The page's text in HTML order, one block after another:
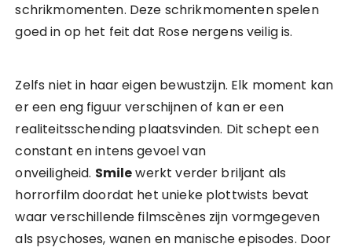
schrikmomenten. Deze schrikmomenten spelen
goed in op het feit dat Rose nergens veilig is.
Zelfs niet in haar eigen bewustzijn. Elk moment kan
er een eng figuur verschijnen of kan er een
realiteitsschending plaatsvinden. Dit schept een
constant en intens gevoel van
onveiligheid. Smilewerkt verder briljant als
horrorfilm doordat het unieke plottwists bevat
waar verschillende filmscènes zijn vormgegeven
als psychoses, wanen en manische episodes. Door